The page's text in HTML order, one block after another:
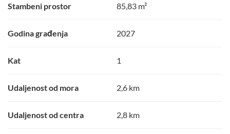
Stambeni prostor 85,83 m²
Godina građenja 2027
Kat 1
Udaljenost od mora 2,6 km
Udaljenost od centra 2,8 km